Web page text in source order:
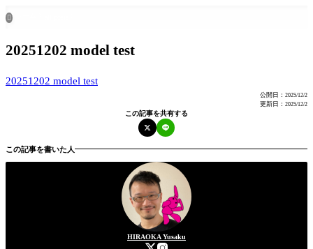

20251202 model test
20251202 model test
公開日： 2025/12/2
更新日： 2025/12/2
この記事を共有する
この記事を書いた人
HIRAOKA Yusaku